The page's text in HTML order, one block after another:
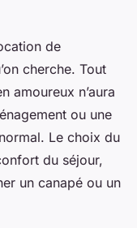
de
cherche. Tout
amoureux n’aura
ou une
Le choix du
du séjour,
un canapé ou un